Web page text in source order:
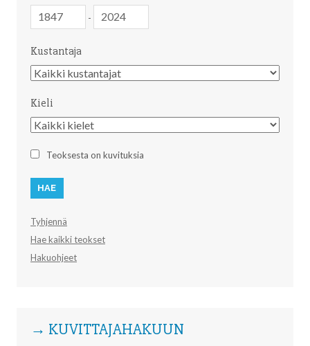
-
Kustantaja
Kustantaja
Kieli
Kieli
Teoksesta on kuvituksia
Tyhjennä
Hae kaikki teokset
Hakuohjeet
→ KUVITTAJAHAKUUN